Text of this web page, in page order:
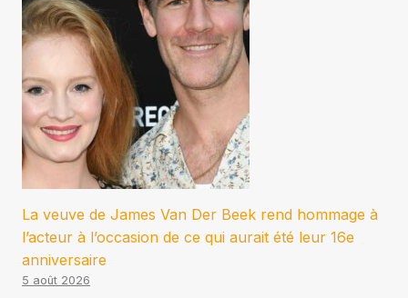
La veuve de James Van Der Beek rend hommage à
l’acteur à l’occasion de ce qui aurait été leur 16e
anniversaire
5 août 2026